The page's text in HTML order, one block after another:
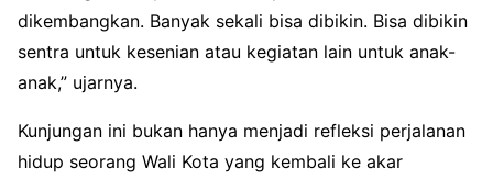
dikembangkan. Banyak sekali bisa dibikin. Bisa dibikin
sentra untuk kesenian atau kegiatan lain untuk anak-
anak,” ujarnya.
Kunjungan ini bukan hanya menjadi refleksi perjalanan
hidup seorang Wali Kota yang kembali ke akar